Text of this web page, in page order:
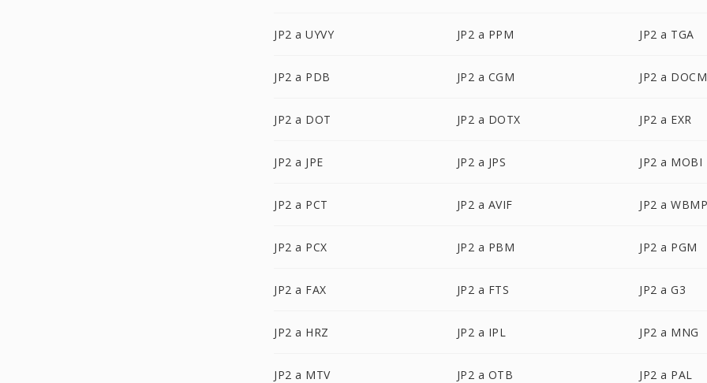
JP2 a UYVY JP2 a PPM JP2 a TGA
JP2 a PDB JP2 a CGM JP2 a DOCM
JP2 a DOT JP2 a DOTX JP2 a EXR
JP2 a JPE JP2 a JPS JP2 a MOBI
JP2 a PCT JP2 a AVIF JP2 a
JP2 a PCX JP2 a PBM JP2 a PGM
JP2 a FAX JP2 a FTS JP2 a G3
JP2 a HRZ JP2 a IPL JP2 a MNG
JP2 a MTV JP2 a OTB JP2 a PAL